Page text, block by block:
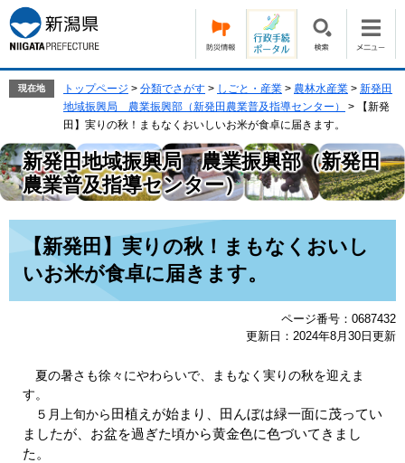
ー
ジ
の
す。
ニ
ュ
ー
し
て
本
文
へ
現在地 トップページ > 分類でさがす > しごと・産業 > 農林水産業 > 新発田
地域振興局 農業振興部（新発田農業普及指導センター）
>
【新発
田】実りの秋！まもなくおいしいお米が食卓に届きます。
新発田地域振興局 農業振興部（新発田
農業普及指導センター）
【新発田】実りの秋！まもなくおいし
いお米が食卓に届きます。
ページ番号：0687432
更新日：2024年8月30日更新
夏の暑さも徐々にやわらいで、まもなく実りの秋を迎えま
す。
５月上旬から田植えが始まり、田んぼは緑一面に茂ってい
ましたが、お盆を過ぎた頃から黄金色に色づいてきまし
た。